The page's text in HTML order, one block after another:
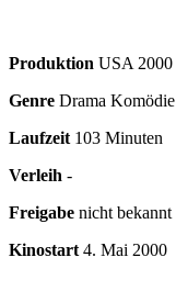
Produktion USA2000
Genre Drama Komödie
Laufzeit103 Minuten
Verleih -
Freigabe nicht bekannt
Kinostart 4. Mai 2000